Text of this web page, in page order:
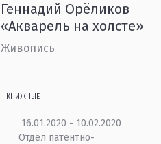
Геннадий Орёликов
«Акварель на холсте»
Живопись
КНИЖНЫЕ
16.01.2020 - 10.02.2020
Отдел патентно-